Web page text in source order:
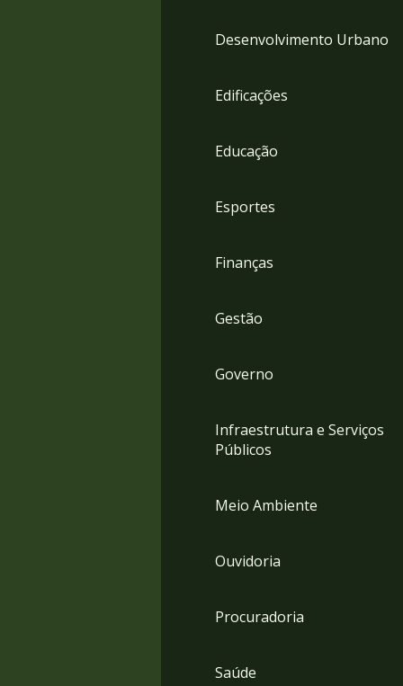
Desenvolvimento Urbano
Edificações
Educação
Esportes
Finanças
Gestão
Governo
Infraestrutura e Serviços
Públicos
Meio Ambiente
Ouvidoria
Procuradoria
Saúde